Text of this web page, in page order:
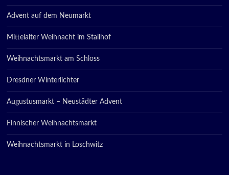
Advent auf dem Neumarkt
Mittelalter Weihnacht im Stallhof
Weihnachtsmarkt am Schloss
Dresdner Winterlichter
Augustusmarkt – Neustädter Advent
Finnischer Weihnachtsmarkt
Weihnachtsmarkt in Loschwitz